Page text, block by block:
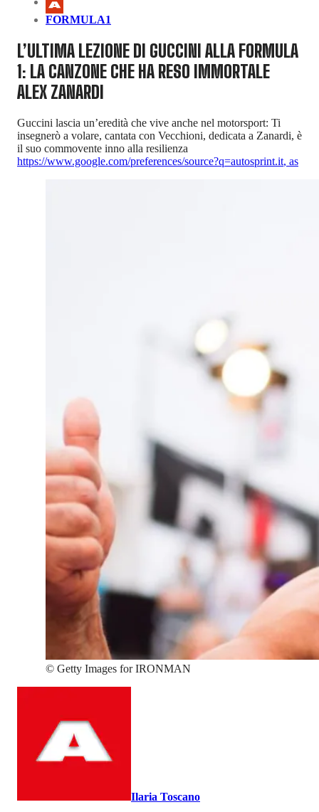
FORMULA1
L’ULTIMA LEZIONE DI GUCCINI ALLA FORMULA
1: LA CANZONE CHE HA RESO IMMORTALE
ALEX ZANARDI
Guccini lascia un’eredità che vive anche nel motorsport: Ti
insegnerò a volare, cantata con Vecchioni, dedicata a Zanardi, è
il suo commovente inno alla resilienza
https://www.google.com/preferences/source?q=autosprint.it, as
© Getty Images for IRONMAN
Ilaria Toscano